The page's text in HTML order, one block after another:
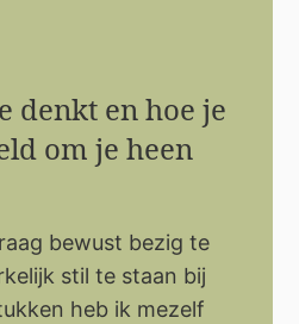
denkt en hoe je
om je heen
bewust bezig te
stil te staan bij
heb ik mezelf